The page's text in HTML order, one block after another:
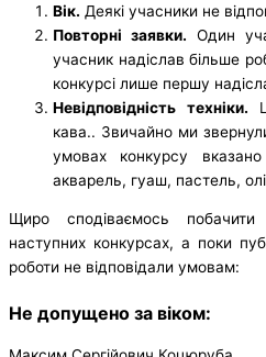
Вік. Деякі учасники не
Повторні заявки. Один
учасник надіслав більше
конкурсі лише першу
Невідповідність техніки.
кава.. Звичайно ми
умовах конкурсу
акварель, гуаш, пастель,
Щиро сподіваємось
наступних конкурсах, а поки
роботи не відповідали умовам:
Не допущено за віком: